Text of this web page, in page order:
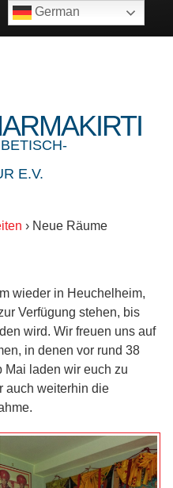
E.V.
› Neue Räume
wieder in Heuchelheim,
Verfügung stehen, bis
wird. Wir freuen uns auf
in denen vor rund 38
Mai laden wir euch zu
auch weiterhin die
German